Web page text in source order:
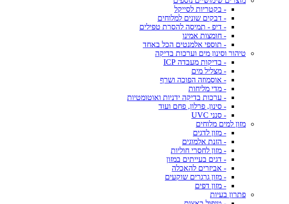
- בקטריות לסייקל
- דבקים שונים למלוחים
- דיפ - תמיסה להסרת טפילים
- חומצות אמינו
- תוספי אלמנטים הכל באחד
טיהור וסינון מים וערכות בדיקה
- בדיקות מעבדה ICP
- מצליל מים
- אוסמוזה הפוכה ושרף
- מדי מליחות
- ערכות בדיקה ידניות ואוטומטיות
- סינון, פרלון, פחם ועוד
- סנני UVC
מזון למים מלוחים
- מזון לדגים
- הזנת אלמוגים
- מזון לחסרי חוליות
- דגים בעייתים במזון
- אביזרים להאכלה
- מזון גרגרים שוקעים
- מזון דפים
פתרון בעיות